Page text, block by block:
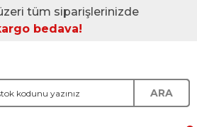
tüm siparişlerinizde
bedava!
ARA